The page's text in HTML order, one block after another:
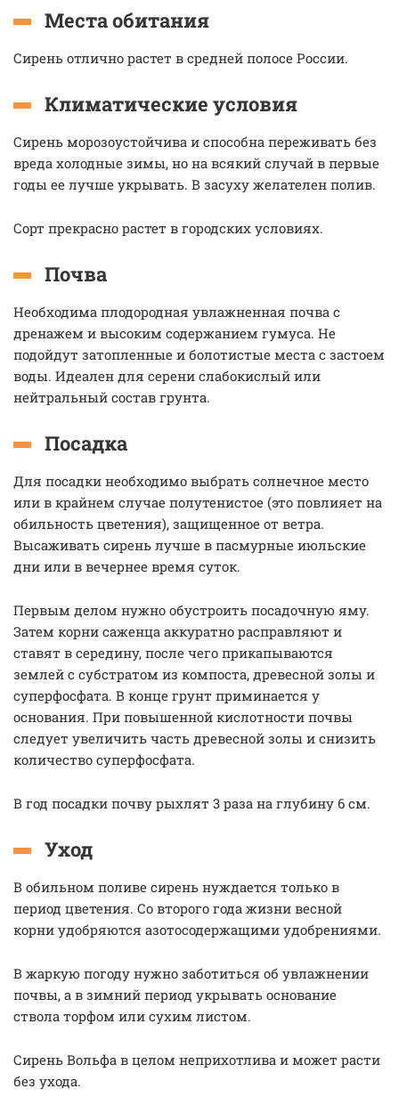
Места обитания
Сирень отлично растет в средней полосе России.
Климатические условия
Сирень морозоустойчива и способна переживать без
вреда холодные зимы, но на всякий случай в первые
годы ее лучше укрывать. В засуху желателен полив.
Сорт прекрасно растет в городских условиях.
Почва
Необходима плодородная увлажненная почва с
дренажем и высоким содержанием гумуса. Не
подойдут затопленные и болотистые места с застоем
воды. Идеален для серени слабокислый или
нейтральный состав грунта.
Посадка
Для посадки необходимо выбрать солнечное место
или в крайнем случае полутенистое (это повлияет на
обильность цветения), защищенное от ветра.
Высаживать сирень лучше в пасмурные июльские
дни или в вечернее время суток.
Первым делом нужно обустроить посадочную яму.
Затем корни саженца аккуратно расправляют и
ставят в середину, после чего прикапываются
землей с субстратом из компоста, древесной золы и
суперфосфата. В конце грунт приминается у
основания. При повышенной кислотности почвы
следует увеличить часть древесной золы и снизить
количество суперфосфата.
В год посадки почву рыхлят 3 раза на глубину 6 см.
Уход
В обильном поливе сирень нуждается только в
период цветения. Со второго года жизни весной
корни удобряются азотосодержащими удобрениями.
В жаркую погоду нужно заботиться об увлажнении
почвы, а в зимний период укрывать основание
ствола торфом или сухим листом.
Сирень Вольфа в целом неприхотлива и может расти
без ухода.